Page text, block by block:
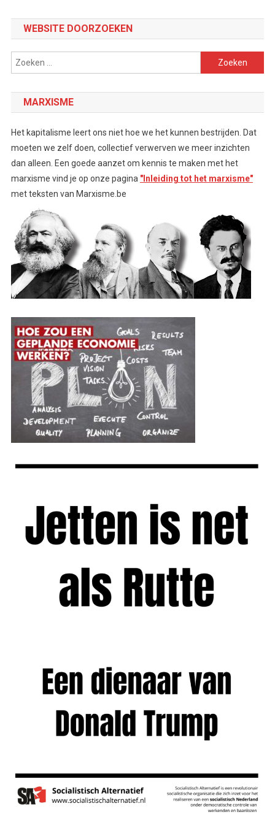
WEBSITE DOORZOEKEN
Zoeken
naar:
MARXISME
Het kapitalisme leert ons niet hoe we het kunnen bestrijden. Dat
moeten we zelf doen, collectief verwerven we meer inzichten
dan alleen. Een goede aanzet om kennis te maken met het
marxisme vind je op onze pagina "Inleiding tot het marxisme"
met teksten van Marxisme.be